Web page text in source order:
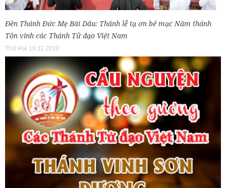
Đền Thánh Đức Mẹ Bãi Dâu: Thánh lễ tạ ơn bế mạc Năm thánh
Tôn vinh các Thánh Tử đạo Việt Nam
Thứ Hai 19.11.2018